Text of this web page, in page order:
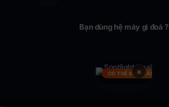
Bạn dùng hệ máy gì đoá ?
×
CÓ THỂ BẠN CẦN